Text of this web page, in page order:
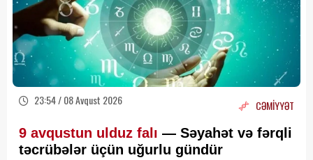
23:54 / 08 Avqust 2026 CƏMİYYƏT
9 avqustun ulduz falı — Səyahət və fərqli
təcrübələr üçün uğurlu gündür